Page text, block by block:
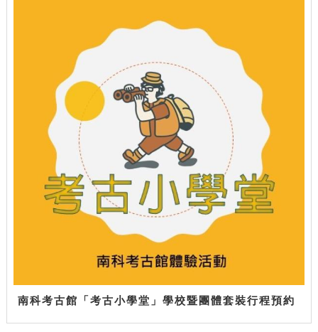
南科考古館「考古小學堂」學校暨團體套裝行程預約